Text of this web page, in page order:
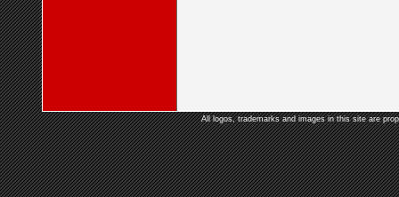
All logos, trademarks and images in this site are